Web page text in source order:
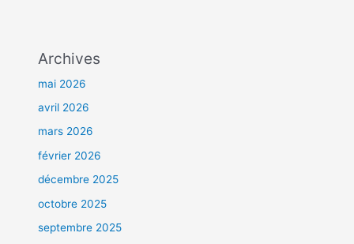
Archives
mai 2026
avril 2026
mars 2026
février 2026
décembre 2025
octobre 2025
septembre 2025